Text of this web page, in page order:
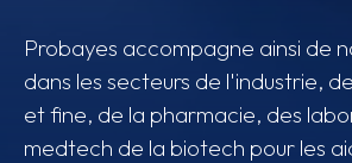
Probayes accompagne ainsi de
dans les secteurs de l'industrie,
et fine, de la pharmacie, des
medtech de la biotech pour les